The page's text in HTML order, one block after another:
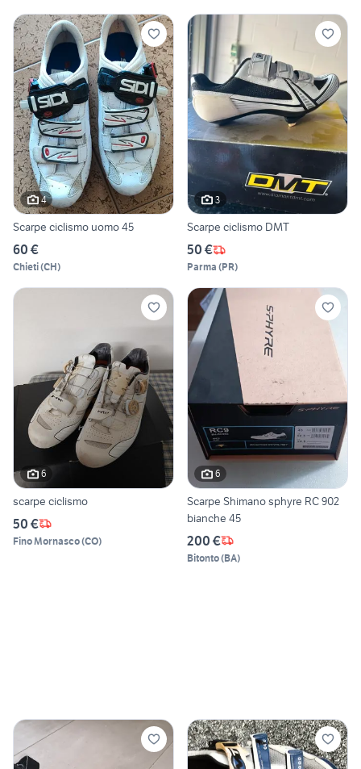
4
Scarpe ciclismo uomo 45
60 €
Chieti(CH)
3
Scarpe ciclismo DMT
50 €
Parma (PR)
6
scarpe ciclismo
50 €
Fino Mornasco(CO)
6
Scarpe Shimano sphyre RC 902
bianche 45
200 €
Bitonto(BA)